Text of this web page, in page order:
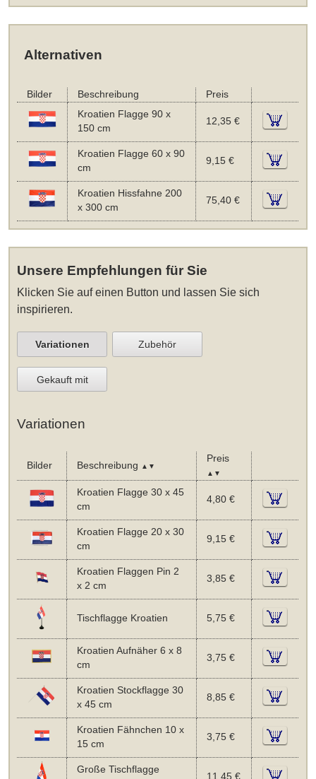
Alternativen
Bilder Beschreibung
Preis
Kroatien Flagge 90 x
150 cm
12,35 €
Kroatien Flagge 60 x 90
cm
9,15 €
Kroatien Hissfahne 200
x 300 cm
75,40 €
Unsere Empfehlungen für Sie
Klicken Sie auf einen Button und lassen Sie sich
inspirieren.
Variationen Zubehör
Gekauft mit
Variationen
Bilder Beschreibung ▲▼
Preis
▲▼
Kroatien Flagge 30 x 45
cm
4,80 €
Kroatien Flagge 20 x 30
cm
9,15 €
Kroatien Flaggen Pin 2
x 2 cm
3,85 €
Tischflagge Kroatien 5,75 €
Kroatien Aufnäher 6 x 8
cm
3,75 €
Kroatien Stockflagge 30
x 45 cm
8,85 €
Kroatien Fähnchen 10 x
15 cm
3,75 €
Große Tischflagge
11,45 €